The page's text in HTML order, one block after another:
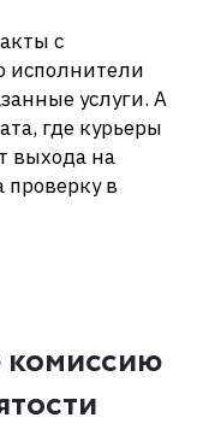
с
исполнители
услуги. А
где курьеры
выхода на
проверку в